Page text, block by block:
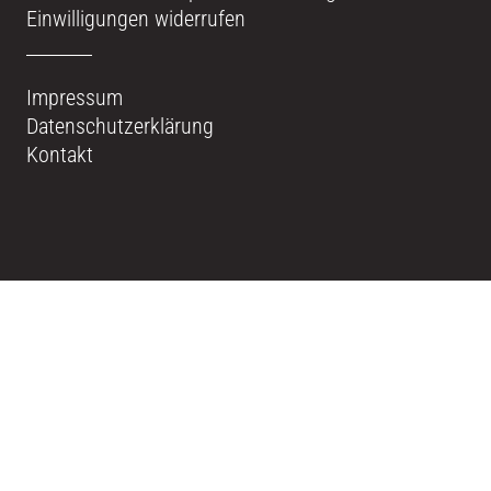
Einwilligungen widerrufen
Impressum
Datenschutzerklärung
Kontakt